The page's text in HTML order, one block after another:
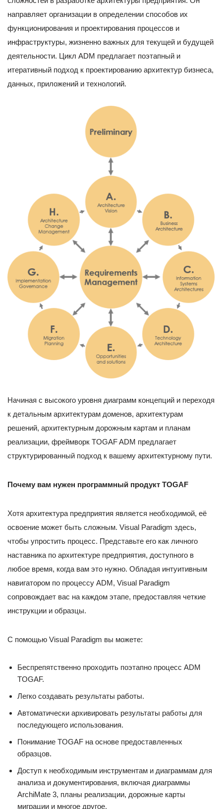
направляет организации в определении способов их
функционирования и проектирования процессов и
инфраструктуры, жизненно важных для текущей и будущей
деятельности. Цикл ADM предлагает поэтапный и
итеративный подход к проектированию архитектур бизнеса,
данных, приложений и технологий.
Начиная с высокого уровня диаграмм концепций и переходя
к детальным архитектурам доменов, архитектурам
решений, архитектурным дорожным картам и планам
реализации, фреймворк TOGAF ADM предлагает
структурированный подход к вашему архитектурному пути.
Почему вам нужен программный продукт TOGAF
Хотя архитектура предприятия является необходимой, её
освоение может быть сложным. Visual Paradigm здесь,
чтобы упростить процесс. Представьте его как личного
наставника по архитектуре предприятия, доступного в
любое время, когда вам это нужно. Обладая интуитивным
навигатором по процессу ADM, Visual Paradigm
сопровождает вас на каждом этапе, предоставляя четкие
инструкции и образцы.
С помощью Visual Paradigm вы можете:
Беспрепятственно проходить поэтапно процесс ADM
TOGAF.
Легко создавать результаты работы.
Автоматически архивировать результаты работы для
последующего использования.
Понимание TOGAF на основе предоставленных
образцов.
Доступ к необходимым инструментам и диаграммам для
анализа и документирования, включая диаграммы
ArchiMate 3, планы реализации, дорожные карты
миграции и многое другое.